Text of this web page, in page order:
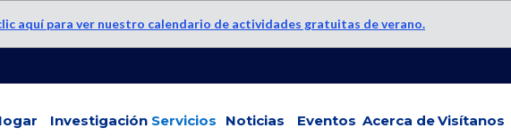
aquí para ver nuestro calendario de actividades gratuitas de verano.
Investigación Servicios Noticias Eventos Acerca deVisítanos